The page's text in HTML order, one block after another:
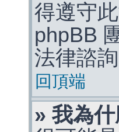
得遵守
phpBB
法律諮
回頂端
» 我為